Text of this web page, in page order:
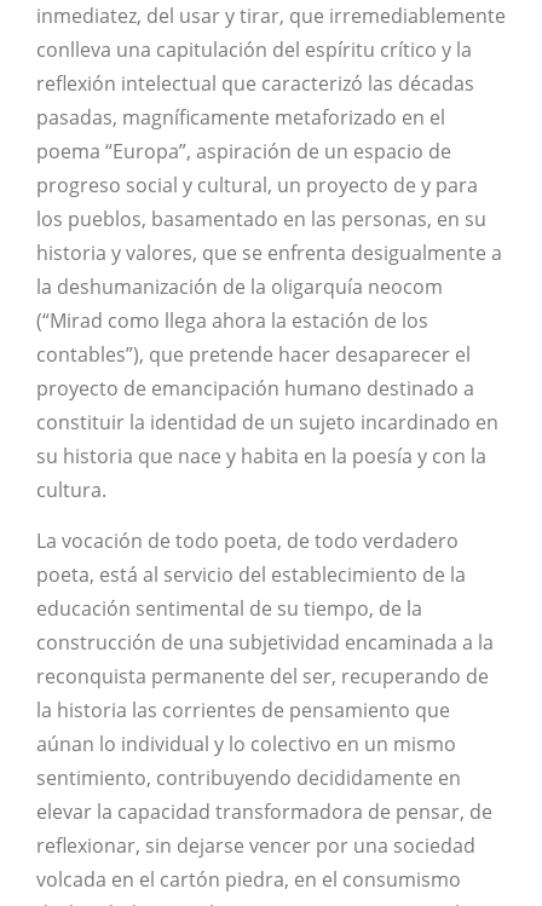
inmediatez, del usar y tirar, que irremediablemente
conlleva una capitulación del espíritu crítico y la
reflexión intelectual que caracterizó las décadas
pasadas, magníficamente metaforizado en el
poema “Europa”, aspiración de un espacio de
progreso social y cultural, un proyecto de y para
los pueblos, basamentado en las personas, en su
historia y valores, que se enfrenta desigualmente a
la deshumanización de la oligarquía neocom
(“Mirad como llega ahora la estación de los
contables”), que pretende hacer desaparecer el
proyecto de emancipación humano destinado a
constituir la identidad de un sujeto incardinado en
su historia que nace y habita en la poesía y con la
cultura.
La vocación de todo poeta, de todo verdadero
poeta, está al servicio del establecimiento de la
educación sentimental de su tiempo, de la
construcción de una subjetividad encaminada a la
reconquista permanente del ser, recuperando de
la historia las corrientes de pensamiento que
aúnan lo individual y lo colectivo en un mismo
sentimiento, contribuyendo decididamente en
elevar la capacidad transformadora de pensar, de
reflexionar, sin dejarse vencer por una sociedad
volcada en el cartón piedra, en el consumismo